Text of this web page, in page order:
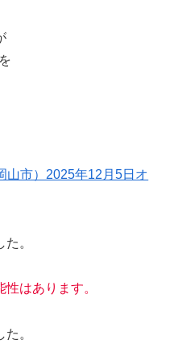
山市）2025年12月5日オ
。
はあります。
。